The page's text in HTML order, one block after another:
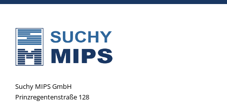
Suchy MIPS GmbH
Prinzregentenstraße 128